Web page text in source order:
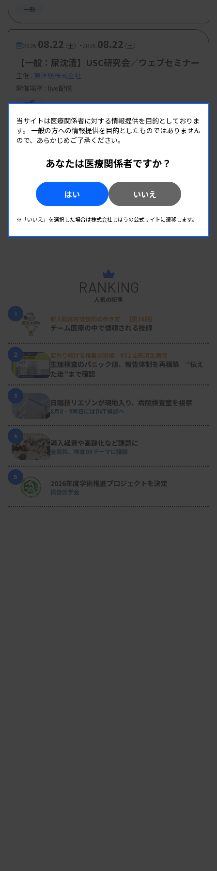
一般
2026. 08.22（土） -2026. 08.22（土）
【一般：尿沈渣】USC研究会／ウェブセミナー
主催 : 東洋紡株式会社
開催場所 : live配信
一般
RANKING
人気の記事
1
新人臨床検査技師の歩き方 ［第16回］
チーム医療の中で信頼される技師
2 変わり続ける検査の現場 #32 山形済生病院
生理検査のパニック値、報告体制を再構築 “伝え
た後”まで確認
3
日臨技リエゾンが現地入り、病院検査室を視察
8月8・9両日にはDVT検診へ
4
導入経費や高齢化など課題に
全医共、検査DXテーマに議論
5
2026年度学術推進プロジェクトを決定
検査医学会
当サイトは医療関係者に対する情報提供を目的としておりま
す。 一般の方への情報提供を目的としたものではありません
ので、あらかじめご了承ください。
あなたは医療関係者ですか？
はい いいえ
※「いいえ」を選択した場合は株式会社じほうの公式サイトに遷移します。